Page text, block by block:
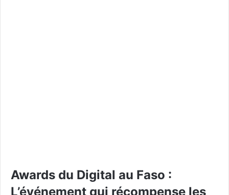
Awards du Digital au Faso :
L’événement qui récompense les